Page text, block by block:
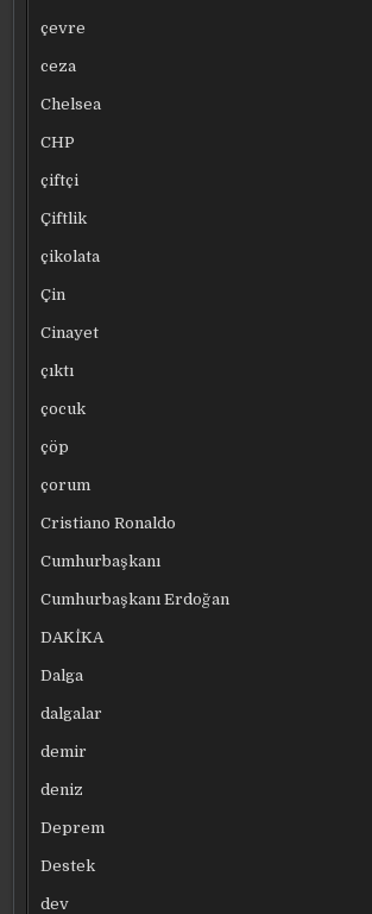
çevre
ceza
Chelsea
CHP
çiftçi
Çiftlik
çikolata
Çin
Cinayet
çıktı
çocuk
çöp
çorum
Cristiano Ronaldo
Cumhurbaşkanı
Cumhurbaşkanı Erdoğan
DAKİKA
Dalga
dalgalar
demir
deniz
Deprem
Destek
dev